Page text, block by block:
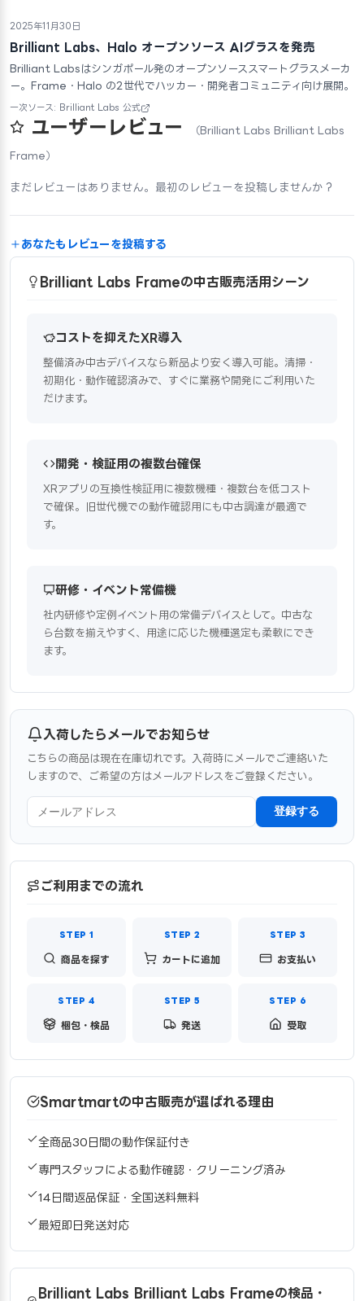
2025年11月30日
Brilliant Labs、Halo オープンソース AIグラスを発売
Brilliant Labsはシンガポール発のオープンソーススマートグラスメーカ
ー。Frame・Halo の2世代でハッカー・開発者コミュニティ向け展開。
一次ソース: Brilliant Labs 公式
ユーザーレビュー （Brilliant Labs Brilliant Labs
Frame）
まだレビューはありません。最初のレビューを投稿しませんか？
あなたもレビューを投稿する
Brilliant Labs Frameの中古販売活用シーン
コストを抑えたXR導入
整備済み中古デバイスなら新品より安く導入可能。清掃・
初期化・動作確認済みで、すぐに業務や開発にご利用いた
だけます。
開発・検証用の複数台確保
XRアプリの互換性検証用に複数機種・複数台を低コスト
で確保。旧世代機での動作確認用にも中古調達が最適で
す。
研修・イベント常備機
社内研修や定例イベント用の常備デバイスとして。中古な
ら台数を揃えやすく、用途に応じた機種選定も柔軟にでき
ます。
入荷したらメールでお知らせ
こちらの商品は現在在庫切れです。入荷時にメールでご連絡いた
しますので、ご希望の方はメールアドレスをご登録ください。
登録する
ご利用までの流れ
商品を探す カートに追加 お支払い
梱包・検品 発送 受取
Smartmartの中古販売が選ばれる理由
全商品30日間の動作保証付き
専門スタッフによる動作確認・クリーニング済み
14日間返品保証・全国送料無料
最短即日発送対応
Brilliant Labs Brilliant Labs Frameの検品・